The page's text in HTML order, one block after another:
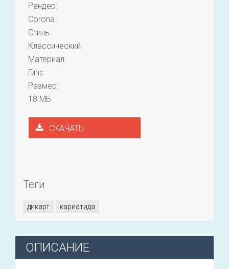
Рендер:
Corona
Стиль:
Классический
Материал:
Гипс
Размер:
18 МБ
СКАЧАТЬ
Теги
дикарт кариатида
ОПИСАНИЕ